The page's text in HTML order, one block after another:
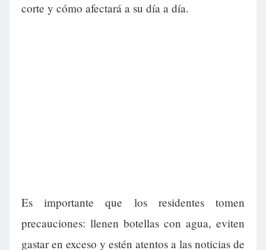
corte y cómo afectará a su día a día.
Es importante que los residentes tomen
precauciones: llenen botellas con agua, eviten
gastar en exceso y estén atentos a las noticias de